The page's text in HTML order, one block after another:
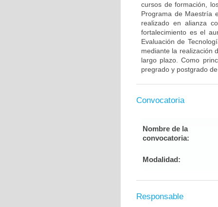
cursos de formación,
Programa de Maestría
realizado en alianza
fortalecimiento es el
Evaluación de
mediante la realización
largo plazo. Como
pregrado y postgrado
Convocatoria
Nombre de la
convocatoria:
Modalidad:
Responsable